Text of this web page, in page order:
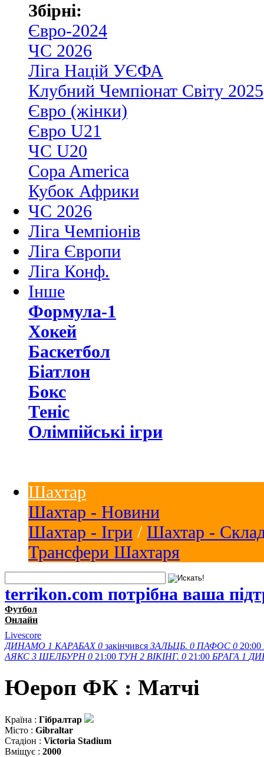
Збірні:
Євро-2024
ЧС 2026
Ліга Націй УЄФА
Клубний Чемпіонат Світу 2025
Євро (жінки)
Євро U21
ЧС U20
Copa America
Кубок Африки
ЧС 2026
Ліга Чемпіонів
Ліга Європи
Ліга Конф.
Інше
Формула-1
Хокей
Баскетбол
Біатлон
Бокс
Теніс
Олімпійські ігри
Шахтар
Шахтар - Новини
Шахтар - Ігри / Шахтар -
Трансфери Шахтаря
terrikon.com потрібна ваша
Футбол
Онлайн
Livescore
ДИНАМО 1 КАРАБАХ 0 закінчився ЗАЛЬЦБ. 0 ПАФОС 0 20:00
АЯКС 3 ШЕЛБУРН 0 21:00 ТУН 2 ВІКІНГ. 0 21:00 БРАГА 1
Юероп ФК : Матчi
Країна : Гібралтар
Місто : Gibraltar
Стадіон : Victoria Stadium
Вміщує : 2000